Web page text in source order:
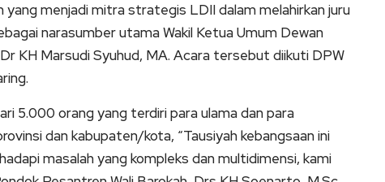
yang menjadi mitra strategis LDII dalam melahirkan juru
narasumber utama Wakil Ketua Umum Dewan
KH Marsudi Syuhud, MA. Acara tersebut diikuti DPW
5.000 orang yang terdiri para ulama dan para
dan kabupaten/kota, “Tausiyah kebangsaan ini
masalah yang kompleks dan multidimensi, kami